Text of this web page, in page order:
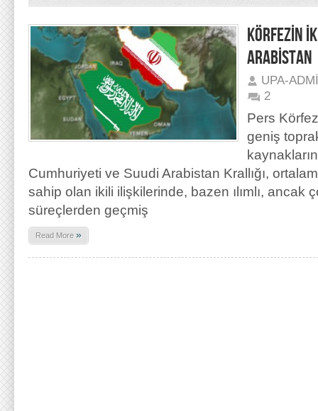
KÖRFEZİN
ARABİSTAN
UPA-
2
Pers
geniş
Cumhuriyeti ve Suudi Arabistan Krallığı,
sahip olan ikili ilişkilerinde, bazen ılımlı, ancak
süreçlerden geçmiş
Read More »